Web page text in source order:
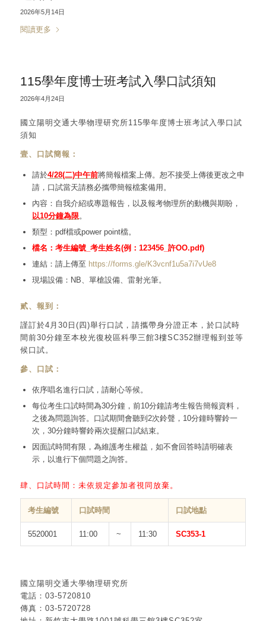
2026年5月14日
閱讀更多
115學年度博士班考試入學口試須知
2026年4月24日
國立陽明交通大學物理研究所115學年度博士班考試入學口試
須知
壹、口試簡報：
請於4/28(二)中午前將簡報檔案上傳。恕不接受上傳後更改之申
請，口試當天請務必攜帶簡報檔案備用。
內容：自我介紹或專題報告，以及報考物理所的動機與期盼，
以10分鐘為限 。
類型：pdf檔或power point檔。
檔名：考生編號_考生姓名(例：123456_許OO.pdf)
連結：請上傳至 https://forms.gle/K3vcnf1u5a7i7vUe8
現場設備：NB、單槍設備、雷射光筆。
貳、報到：
謹訂於4月30日(四)舉行口試，請攜帶身分證正本，於口試時
間前30分鐘至本校光復校區科學三館3樓SC352辦理報到並等
候口試。
參、口試：
依序唱名進行口試，請耐心等候。
每位考生口試時間為30分鐘，前10分鐘請考生報告簡報資料，
之後為問題詢答。口試期間會聽到2次鈴聲，10分鐘時響鈴一
次，30分鐘時響鈴兩次提醒口試結束。
因面試時間有限，為維護考生權益，如不會回答時請明確表
示，以進行下個問題之詢答。
肆、口試時間：未依規定參加者視同放棄。
考生編號 口試時間 口試地點
5520001 11:00 ~ 11:30 SC353-1
國立陽明交通大學物理研究所
電話：03-5720810
傳真：03-5720728